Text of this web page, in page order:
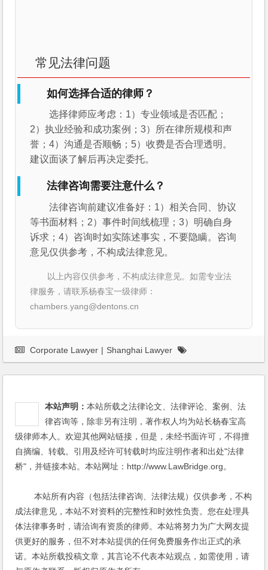
常见法律问题
如何选择合适的律师？
选择律师应考虑：1）专业领域是否匹配；
2）执业经验和成功案例；3）所在律所规模和声
誉；4）沟通是否顺畅；5）收费是否合理透明。
建议面谈了解后再决定委托。
法律咨询需要注意什么？
法律咨询前建议准备好：1）相关合同、协议
等书面材料；2）事件时间线梳理；3）明确自身
诉求；4）咨询时如实陈述事实，不要隐瞒。咨询
意见仅供参考，不构成法律意见。
以上内容仅供参考，不构成法律意见。如需专业法
律服务，请联系杨春宝一级律师：
chambers.yang@dentons.cn
Corporate Lawyer | Shanghai Lawyer
本站声明：本站所载之法律论文、法律评论、案例、法
律咨询等，除非另有注明，著作权人均为站长杨春宝高
级律师本人。欢迎其他网站链接，但是，未经书面许可，不得擅
自摘编、转载。引用及经许可转载时均应注明作者和出处"法律
桥"，并链接本站。本站网址：http://www.LawBridge.org。
本站所有内容（包括法律咨询、法律法规）仅供参考，不构
成法律意见，本站不对资料的完整性和时效性负责。您在处理具
体法律事务时，请洽询有资质的律师。本站将努力为广大网友提
供更好的服务，但不对本站提供的任何免费服务作出正式的承
诺。本站所载投稿文章，其言论不代表本站观点，如需使用，请